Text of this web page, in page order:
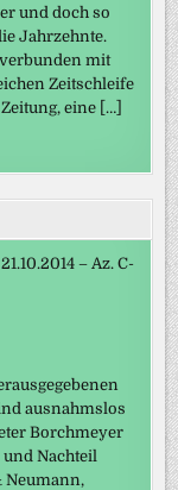
und doch so
Jahrzehnte.
mit
Zeitschleife
eine […]
– Az. C-
ausnahmslos
Borchmeyer
Nachteil
Neumann,